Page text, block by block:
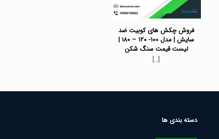
فروش چکش های کوبیت ضد
سایش | مدل ۱۰۰- ۱۲۰ – ۱۸۰ |
لیست قیمت سنگ شکن
[…]
دسته بندی ها